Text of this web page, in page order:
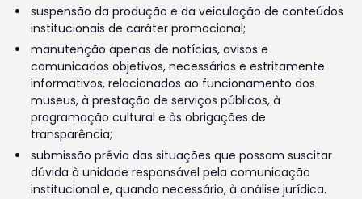
suspensão da produção e da veiculação de conteúdos
institucionais de caráter promocional;
manutenção apenas de notícias, avisos e
comunicados objetivos, necessários e estritamente
informativos, relacionados ao funcionamento dos
museus, à prestação de serviços públicos, à
programação cultural e às obrigações de
transparência;
submissão prévia das situações que possam suscitar
dúvida à unidade responsável pela comunicação
institucional e, quando necessário, à análise jurídica.